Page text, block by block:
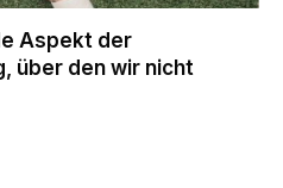
Aspekt der
über den wir nicht